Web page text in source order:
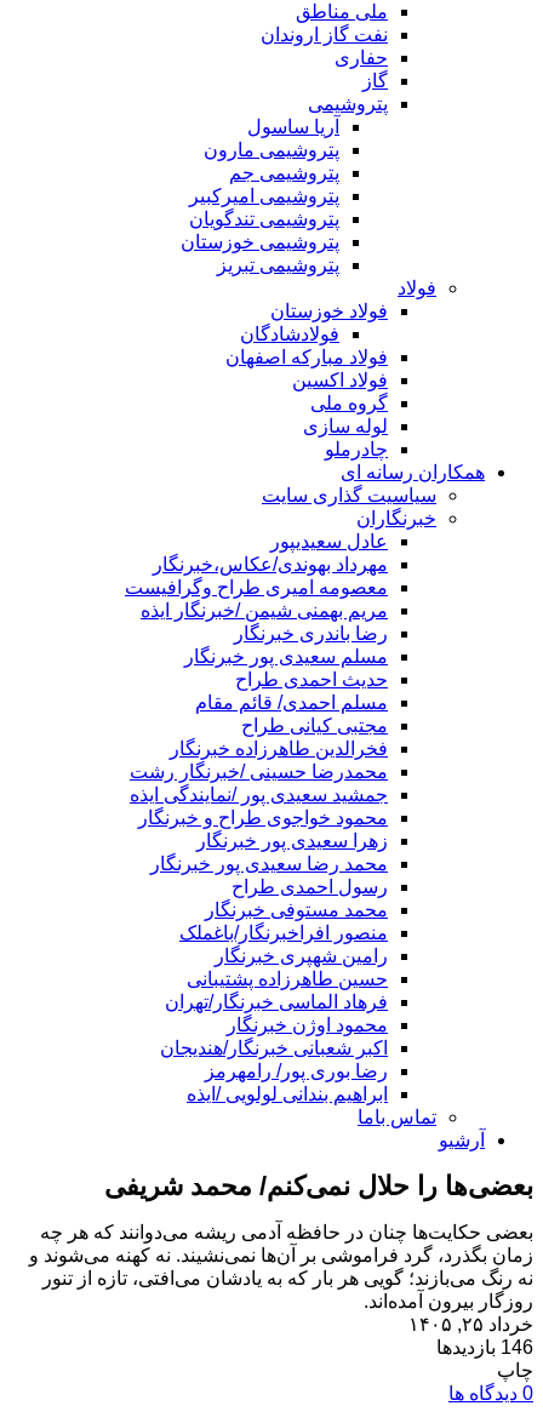
ملی مناطق
نفت گاز اروندان
حفاری
گاز
پتروشیمی
آریا ساسول
پتروشیمی مارون
پتروشیمی جم
پتروشیمی امیرکبیر
پتروشیمی تندگویان
پتروشیمی خوزستان
پتروشیمی تبریز
فولاد
فولاد خوزستان
فولادشادگان
فولاد مبارکه اصفهان
فولاد اکسین
گروه ملی
لوله سازی
چادرملو
همکاران رسانه ای
سیاسیت گذاری سایت
خبرنگاران
عادل سعیدیپور
مهرداد بهوندی/عکاس،خبرنگار
معصومه امیری طراح وگرافیست
مریم بهمنی شیمن /خبرنگار ایذه
رضا باندری خبرنگار
مسلم سعیدی پور خبرنگار
حدیث احمدی طراح
مسلم احمدی/ قائم مقام
مجتبی کیانی طراح
فخرالدین طاهرزاده خبرنگار
محمدرضا حسینی /خبرنگار رشت
جمشید سعیدی پور /نمایندگی ایذه
محمود خواجوی طراح و خبرنگار
زهرا سعیدی پور خبرنگار
محمد رضا سعیدی پور خبرنگار
رسول احمدی طراح
محمد مستوفی خبرنگار
منصور افراخبرنگار/باغملک
رامین شهپری خبرنگار
حسین طاهرزاده پشتیبانی
فرهاد الماسی خبرنگار/تهران
محمود اوژن خبرنگار
اکبر شعبانی خبرنگار/هندیجان
رضا بوری پور/ رامهرمز
ابراهیم بندانی لولویی /ایذه
تماس باما
آرشیو
بعضی‌ها را حلال نمی‌کنم/ محمد شریفی
بعضی حکایت‌ها چنان در حافظه آدمی ریشه می‌دوانند که هر چه
زمان بگذرد، گرد فراموشی بر آن‌ها نمی‌نشیند. نه کهنه می‌شوند و
نه رنگ می‌بازند؛ گویی هر بار که به یادشان می‌افتی، تازه از تنور
روزگار بیرون آمده‌اند.
خرداد ۲۵, ۱۴۰۵
146 بازدیدها
چاپ
0 دیدگاه ها